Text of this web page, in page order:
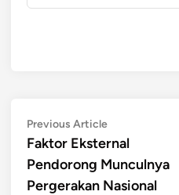
Post
navigation
Previous ArticlePrevious
article:
Faktor Eksternal
Pendorong Munculnya
Pergerakan Nasional